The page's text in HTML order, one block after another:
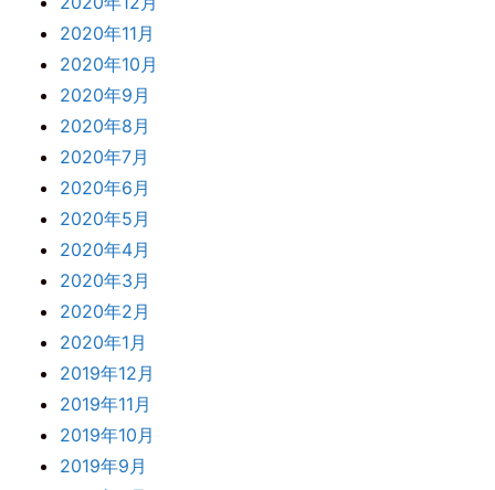
2020年11月
2020年10月
2020年9月
2020年8月
2020年7月
2020年6月
2020年5月
2020年4月
2020年3月
2020年2月
2020年1月
2019年12月
2019年11月
2019年10月
2019年9月